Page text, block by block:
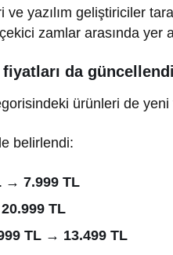
yazılım geliştiriciler
zamlar arasında yer
da güncellendi
ürünleri de
belirlendi:
→ 7.999 TL
TL
TL → 13.499 TL